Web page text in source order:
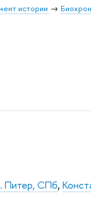
истории
Питер, СПб,